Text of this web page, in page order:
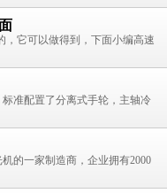
，它可以做得到，下面小编高速
准配置了分离式手轮，主轴冷
的一家制造商，企业拥有2000